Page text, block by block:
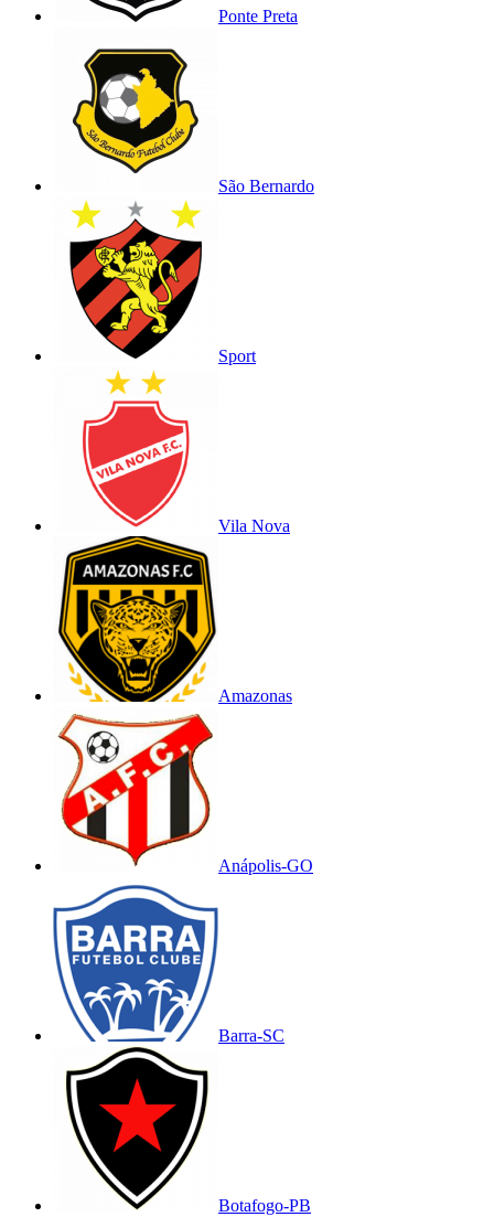
Ponte Preta
São Bernardo
Sport
Vila Nova
Amazonas
Anápolis-GO
Barra-SC
Botafogo-PB